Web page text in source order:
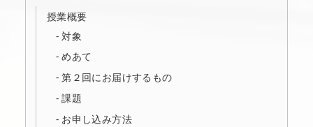
授業概要
対象
めあて
第２回にお届けするもの
課題
お申し込み方法